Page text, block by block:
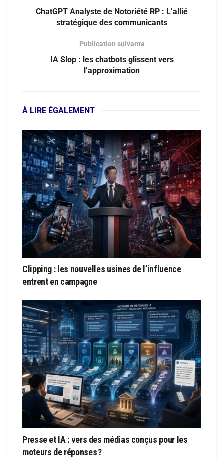
ChatGPT Analyste de Notoriété RP : L’allié
stratégique des communicants
Publication suivante
IA Slop : les chatbots glissent vers
l’approximation
À LIRE ÉGALEMENT
Clipping : les nouvelles usines de l’influence
entrent en campagne
Presse et IA : vers des médias conçus pour les
moteurs de réponses ?